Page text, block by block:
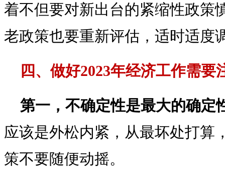
着不但要对新出台的紧缩性政策
老政策也要重新评估，适时适度
四、做好2023年经济工作需要
第一，不确定性是最大的确定
应该是外松内紧，从最坏处打算
策不要随便动摇。